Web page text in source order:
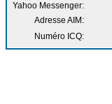
Yahoo Messenger:
Adresse AIM:
Numéro ICQ: